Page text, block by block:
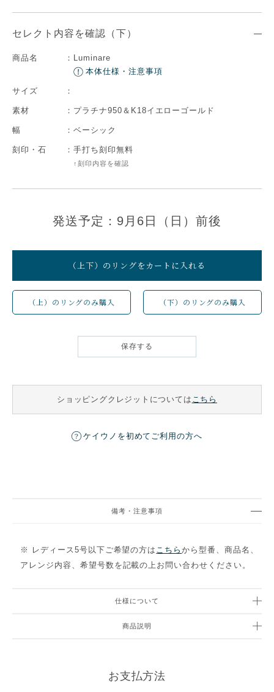
セレクト内容を確認（下）
商品名 ： Luminare
本体仕様・注意事項
サイズ ：
素材 ： プラチナ950＆K18イエローゴールド
幅 ： ベーシック
刻印・石 ： 手打ち刻印無料
↑刻印内容を確認
発送予定：9月6日（日）前後
（上下）のリングをカートに入れる
（上）のリングのみ購入 （下）のリングのみ購入
保存する
ショッピングクレジットについては こちら
ケイウノを初めてご利用の方へ
商品説明
仕様について
備考・注意事項
※ レディース5号以下ご希望の方は こちらから型番、商品名、
アレンジ内容、希望号数を記載の上お問い合わせください。
お支払方法